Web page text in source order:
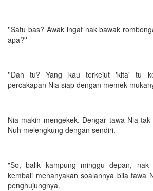
''Satu bas? Awak ingat nak bawak
apa?''
''Dah tu? Yang kau terkejut 'kita' tu
percakapan Nia siap dengan memek
Nia makin mengekek. Dengar tawa Nia
Nuh melengkung dengan sendiri.
"So, balik kampung minggu depan,
kembali menanyakan soalannya bila tawa
penghujungnya.